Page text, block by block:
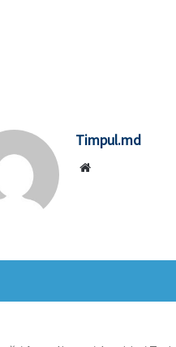
Timpul.md